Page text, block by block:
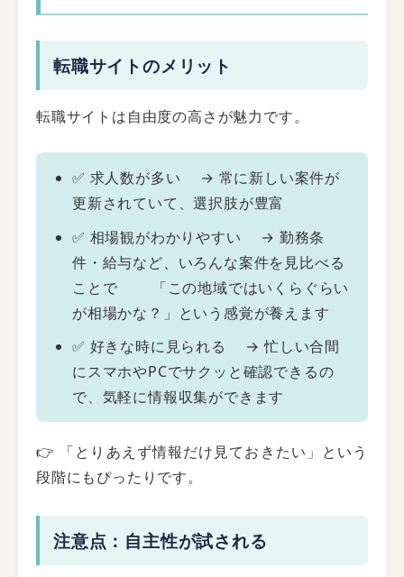
転職サイトのメリット
転職サイトは自由度の高さが魅力です。
✅ 求人数が多い → 常に新しい案件が
更新されていて、選択肢が豊富
✅ 相場観がわかりやすい → 勤務条
件・給与など、いろんな案件を見比べる
ことで 「この地域ではいくらぐらい
が相場かな？」という感覚が養えます
✅ 好きな時に見られる → 忙しい合間
にスマホやPCでサクッと確認できるの
で、気軽に情報収集ができます
👉 「とりあえず情報だけ見ておきたい」という
段階にもぴったりです。
注意点：自主性が試される